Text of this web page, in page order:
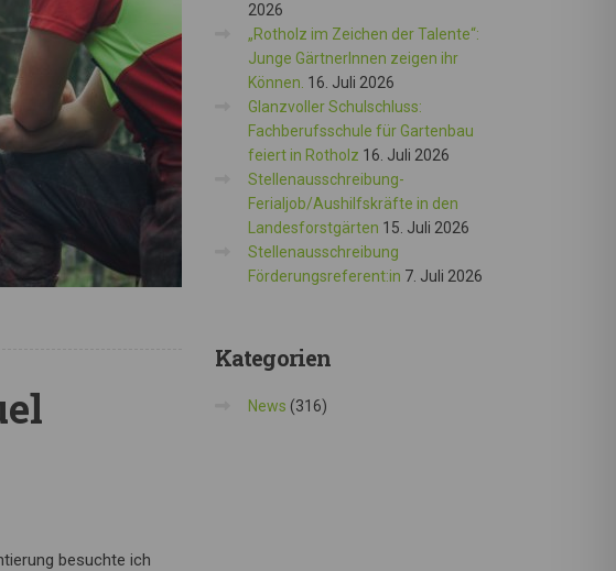
besuchte ich
2026
„Rotholz im Zeichen der Talente“:
Junge GärtnerInnen zeigen ihr
Können. 16. Juli 2026
Glanzvoller Schulschluss:
Fachberufsschule für Gartenbau
feiert in Rotholz 16. Juli 2026
Stellenausschreibung-
Ferialjob/Aushilfskräfte in den
Landesforstgärten 15. Juli 2026
Stellenausschreibung
Förderungsreferent:in 7. Juli 2026
Kategorien
News (316)